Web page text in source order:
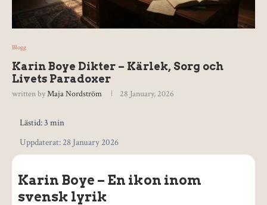
Blogg
Karin Boye Dikter – Kärlek, Sorg och
Livets Paradoxer
written byMaja Nordström 28 January, 2026
Lästid: 3 min
Uppdaterat: 28 January 2026
Karin Boye – En ikon inom
svensk lyrik